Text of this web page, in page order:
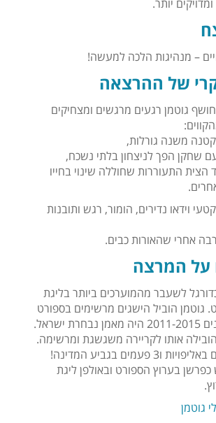
יותר.
– מנהיגות הלכה למעשה!
של ההרצאה
גוטמן רגעים מרגשים ומצחיקים
משנה גורלות,
שחקן הפך לניצחון בלתי נשכח,
הצית התעוררות שחוללה שינוי בחייו
וידאו נדירים, הומור, רגש ותובנות
אחרי שהאורות כבים.
על המרצה
לשעבר מהמוערכים ביותר בליגת
גוטמן הוביל הישגים מרשימים בספורט
אותו לקריירה משגשגת ומרשימה.
פעמים בגביע המדינה!
בערוץ הספורט ובאולפן ליגת
גוטמן